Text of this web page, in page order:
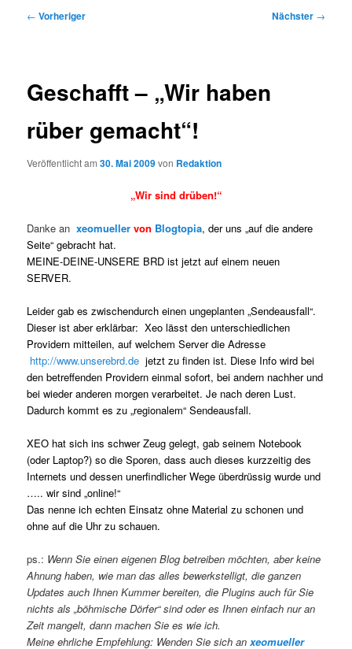
Beitragsnavigation
← Vorheriger Nächster →
Geschafft – „Wir haben
rüber gemacht“!
Veröffentlicht am30. Mai 2009von Redaktion
„Wir sind drüben!“
Danke anxeomuellervon Blogtopia, der uns „auf die andere
Seite“ gebracht hat.
MEINE-DEINE-UNSERE BRD ist jetzt auf einem neuen
SERVER.
Leider gab es zwischendurch einen ungeplanten „Sendeausfall“.
Dieser ist aber erklärbar: Xeo lässt den unterschiedlichen
Providern mitteilen, auf welchem Server die Adresse
http://www.unserebrd.de jetzt zu finden ist. Diese Info wird bei
den betreffenden Providern einmal sofort, bei andern nachher und
bei wieder anderen morgen verarbeitet. Je nach deren Lust.
Dadurch kommt es zu „regionalem“ Sendeausfall.
XEO hat sich ins schwer Zeug gelegt, gab seinem Notebook
(oder Laptop?) so die Sporen, dass auch dieses kurzzeitig des
Internets und dessen unerfindlicher Wege überdrüssig wurde und
….. wir sind „online!“
Das nenne ich echten Einsatz ohne Material zu schonen und
ohne auf die Uhr zu schauen.
ps.: Wenn Sie einen eigenen Blog betreiben möchten, aber keine
Ahnung haben, wie man das alles bewerkstelligt, die ganzen
Updates auch Ihnen Kummer bereiten, die Plugins auch für Sie
nichts als „böhmische Dörfer“ sind oder es Ihnen einfach nur an
Zeit mangelt, dann machen Sie es wie ich.
Meine ehrliche Empfehlung: Wenden Sie sich anxeomueller